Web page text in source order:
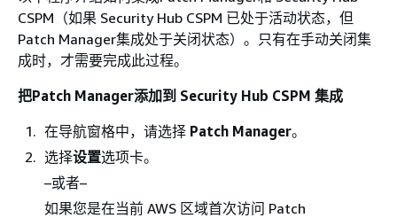
CSPM（如果 Security Hub CSPM 已处于活动状态，但
Patch Manager集成处于关闭状态）。只有在手动关闭集
成时，才需要完成此过程。
把Patch Manager添加到 Security Hub CSPM 集成
在导航窗格中，请选择 Patch Manager。
选择设置选项卡。
–或者–
如果您是在当前 AWS 区域首次访问 Patch